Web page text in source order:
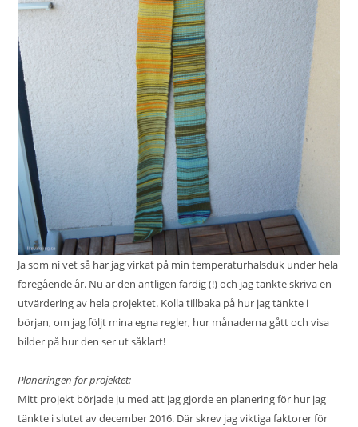
Ja som ni vet så har jag virkat på min temperaturhalsduk under hela
föregående år. Nu är den äntligen färdig (!) och jag tänkte skriva en
utvärdering av hela projektet. Kolla tillbaka på hur jag tänkte i
början, om jag följt mina egna regler, hur månaderna gått och visa
bilder på hur den ser ut såklart!
Planeringen för projektet:
Mitt projekt började ju med att jag gjorde en planeringför hur jag
tänkte i slutet av december 2016. Där skrev jag viktiga faktorer för